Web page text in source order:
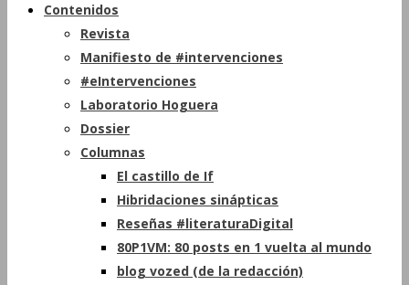
Contenidos
Revista
Manifiesto de #intervenciones
#eIntervenciones
Laboratorio Hoguera
Dossier
Columnas
El castillo de If
Hibridaciones sinápticas
Reseñas #literaturaDigital
80P1VM: 80 posts en 1 vuelta al mundo
blog vozed (de la redacción)